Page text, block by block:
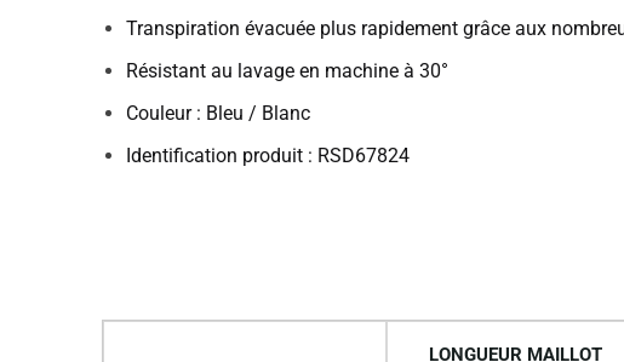
Transpiration évacuée plus rapidement grâce aux
Résistant au lavage en machine à 30°
Couleur : Bleu / Blanc
Identification produit : RSD67824
LONGUEUR MAILLOT